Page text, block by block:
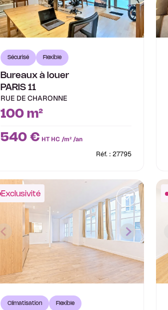
Sécurisé Flexible
Bureaux à louer
PARIS 11
RUE DE CHARONNE
100 m²
540 € HT HC /m² /an
Réf. : 27795
Exclusivité
Climatisation Flexible